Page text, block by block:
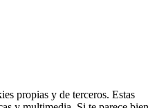
propias y de terceros. Estas